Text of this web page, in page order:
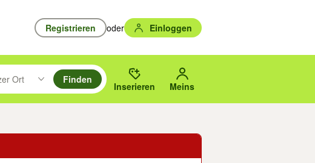
Registrieren oder Einloggen
unten durchsuchen und mit Eingabetaste auswählen.
drücken um zu suchen, oder Vorschläge mit den Pfeiltasten nach oben/
Ort
Umkreis des gewählten Orts oder PLZ.
Finden
Inserieren Meins